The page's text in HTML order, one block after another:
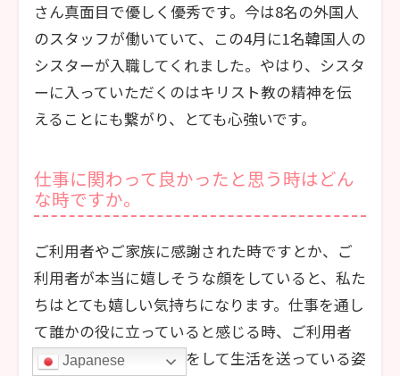
さん真面目で優しく優秀です。今は8名の外国人
のスタッフが働いていて、この4月に1名韓国人の
シスターが入職してくれました。やはり、シスタ
ーに入っていただくのはキリスト教の精神を伝
えることにも繋がり、とても心強いです。
仕事に関わって良かったと思う時はどん
な時ですか。
ご利用者やご家族に感謝された時ですとか、ご
利用者が本当に嬉しそうな顔をしていると、私た
ちはとても嬉しい気持ちになります。仕事を通し
て誰かの役に立っていると感じる時、ご利用者
が本当にホッとした顔をして生活を送っている姿
Japanese